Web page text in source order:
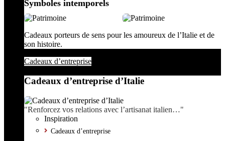
Symboles intemporels
Cadeaux porteurs de sens pour les amoureux de l’Italie et de
son histoire.
Cadeaux d’entreprise
Cadeaux d’entreprise d’Italie
"Renforcez vos relations avec l’artisanat italien…"
Inspiration
Cadeaux d’entreprise